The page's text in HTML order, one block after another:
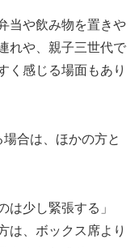
当や飲み物を置きや
れや、親子三世代で
く感じる場面もあり
合は、ほかの方と
は少し緊張する」
は、ボックス席より